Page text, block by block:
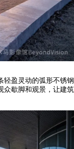
轻盈灵动的弧形不锈钢
众歇脚和观景，让建筑